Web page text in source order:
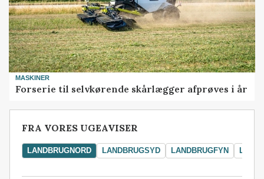
MASKINER
Forserie til selvkørende skårlægger afprøves i år
FRA VORES UGEAVISER
LANDBRUGNORD LANDBRUGSYD LANDBRUGFYN